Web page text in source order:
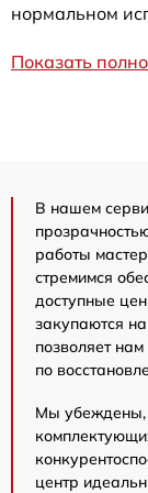
нормальном
Показать
В нашем
работы
стремимся
доступные
закупаются
позволяет
по
Мы убеждены,
центр